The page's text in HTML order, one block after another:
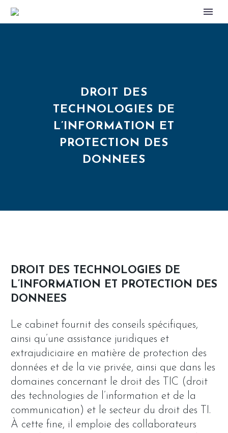
DROIT DES
TECHNOLOGIES DE
L’INFORMATION ET
PROTECTION DES
DONNEES
DROIT DES TECHNOLOGIES DE
L’INFORMATION ET PROTECTION DES
DONNEES
Le cabinet fournit des conseils spécifiques,
ainsi qu’une assistance juridiques et
extrajudiciaire en matière de protection des
données et de la vie privée, ainsi que dans les
domaines concernant le droit des TIC (droit
des technologies de l’information et de la
communication) et le secteur du droit des TI.
À cette fine, il emploie des collaborateurs